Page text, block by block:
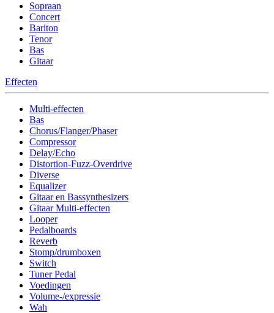
Sopraan
Concert
Bariton
Tenor
Bas
Gitaar
Effecten
Multi-effecten
Bas
Chorus/Flanger/Phaser
Compressor
Delay/Echo
Distortion-Fuzz-Overdrive
Diverse
Equalizer
Gitaar en Bassynthesizers
Gitaar Multi-effecten
Looper
Pedalboards
Reverb
Stomp/drumboxen
Switch
Tuner Pedal
Voedingen
Volume-/expressie
Wah